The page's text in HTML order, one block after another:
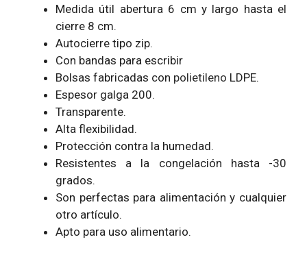
Medida útil abertura 6 cm y largo hasta el
cierre 8 cm.
Autocierre tipo zip.
Con bandas para escribir
Bolsas fabricadas con polietileno LDPE.
Espesor galga 200.
Transparente.
Alta flexibilidad.
Protección contra la humedad.
Resistentes a la congelación hasta -30
grados.
Son perfectas para alimentación y cualquier
otro artículo.
Apto para uso alimentario.